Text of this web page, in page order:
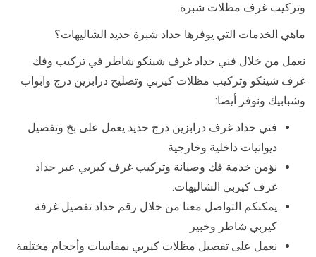
وتركيب غرف مظلات شبرة.
ماهي الخدمات التي يوفرها حداد شبرة حديد الشاليهات؟
نعمل من خلال فني حداد غرف شينكو شاطر في تركيب وفك
غرف شينكو وتركيب مظلات كيربي وتصليح درابزين درج وابواب
وشبابيك ونوفر أيضا:
فني حداد غرف درابزين درج حديد يعمل على بخ وتفصيل
ديوانيات داخلية وخارجية
نؤمن خدمة فك وصيانة وتركيب غرف كيربي عبر حداد
غرف كيربي الشاليهات.
يمكنكم التواصل معنا من خلال رقم حداد تفصيل غرفة
كيربي شاطر وخبير
نعمل على تفصيل مظلات كيربي بمقاسات وأحجام مختلفة